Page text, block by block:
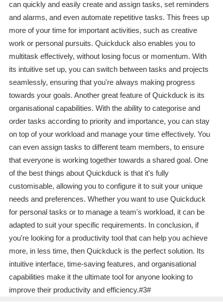
can quickly and easily create and assign tasks, set reminders
and alarms, and even automate repetitive tasks. This frees up
more of your time for important activities, such as creative
work or personal pursuits. Quickduck also enables you to
multitask effectively, without losing focus or momentum. With
its intuitive set up, you can switch between tasks and projects
seamlessly, ensuring that you're always making progress
towards your goals. Another great feature of Quickduck is its
organisational capabilities. With the ability to categorise and
order tasks according to priority and importance, you can stay
on top of your workload and manage your time effectively. You
can even assign tasks to different team members, to ensure
that everyone is working together towards a shared goal. One
of the best things about Quickduck is that it's fully
customisable, allowing you to configure it to suit your unique
needs and preferences. Whether you want to use Quickduck
for personal tasks or to manage a team's workload, it can be
adapted to suit your specific requirements. In conclusion, if
you're looking for a productivity tool that can help you achieve
more, in less time, then Quickduck is the perfect solution. Its
intuitive interface, time-saving features, and organisational
capabilities make it the ultimate tool for anyone looking to
improve their productivity and efficiency.#3#